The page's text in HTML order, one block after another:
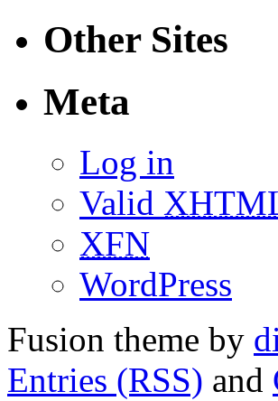
Other Sites
Meta
Log in
Valid
XFN
WordPress
Fusion theme by
Entries (RSS) and